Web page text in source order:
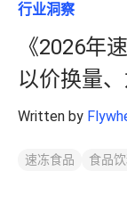
行业洞察
《2026年
以价换量
出内卷？
Written by
速冻食品 食品